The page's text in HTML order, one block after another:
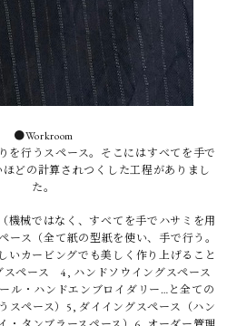
●Workroom
を行うスペース。そこにはすべてを手で
どの計算されつくした工程がありまし
た。
機械ではなく、すべてを手でハサミを用
ース（全て紙の型紙を使い、手で行う。
いカービングでも美しく作り上げること
スペース 4, ハンドソウイングスペース
ル・ハンドエンブロイダリー…と全ての
スペース）5, ダイイングスペース（ハン